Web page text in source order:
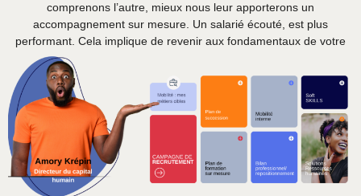
comprenons l’autre, mieux nous leur apporterons un
accompagnement sur mesure. Un salarié écouté, est plus
performant. Cela implique de revenir aux fondamentaux de votre